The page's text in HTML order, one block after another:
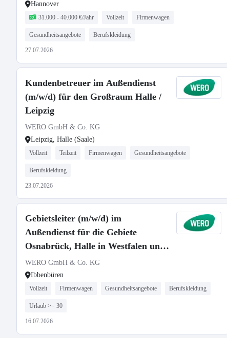
Hannover
31.000 - 40.000 €/Jahr Vollzeit Firmenwagen
Gesundheitsangebote Berufskleidung
27.07.2026
Kundenbetreuer im Außendienst
(m/w/d) für den Großraum Halle /
Leipzig
WERO GmbH & Co. KG
Leipzig, Halle (Saale)
Vollzeit Teilzeit Firmenwagen Gesundheitsangebote
Berufskleidung
23.07.2026
Gebietsleiter (m/w/d) im
Außendienst für die Gebiete
Osnabrück, Halle in Westfalen und
Lingen
WERO GmbH & Co. KG
Ibbenbüren
Vollzeit Firmenwagen Gesundheitsangebote Berufskleidung
Urlaub >= 30
16.07.2026